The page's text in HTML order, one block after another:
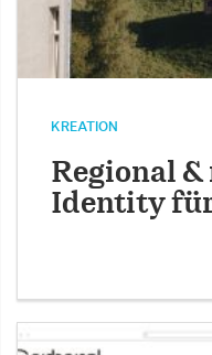
KREATION
Regional
Identity